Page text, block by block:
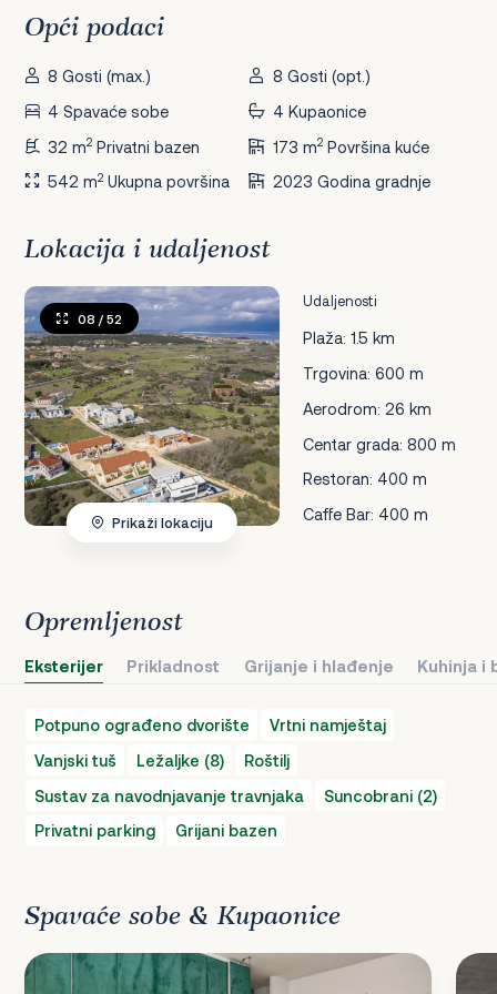
Opći podaci
8 Gosti (max.)
8 Gosti (opt.)
4 Spavaće sobe
4 Kupaonice
32 m2 Privatni bazen 173 m2Površina kuće
542 m2 Ukupna površina 2023 Godina gradnje
Lokacija i udaljenost
Udaljenosti
Plaža: 1.5 km
Trgovina: 600 m
Aerodrom: 26 km
Centar grada: 800 m
Restoran: 400 m
Caffe Bar: 400 m
08 / 52
Prikaži lokaciju
Opremljenost
Eksterijer Prikladnost Grijanje i hlađenje Kuhinja i
Potpuno ograđeno dvorište
Vrtni namještaj
Vanjski tuš
Ležaljke (8)
Roštilj
Sustav za navodnjavanje travnjaka
Suncobrani (2)
Privatni parking
Grijani bazen
Spavaće sobe & Kupaonice